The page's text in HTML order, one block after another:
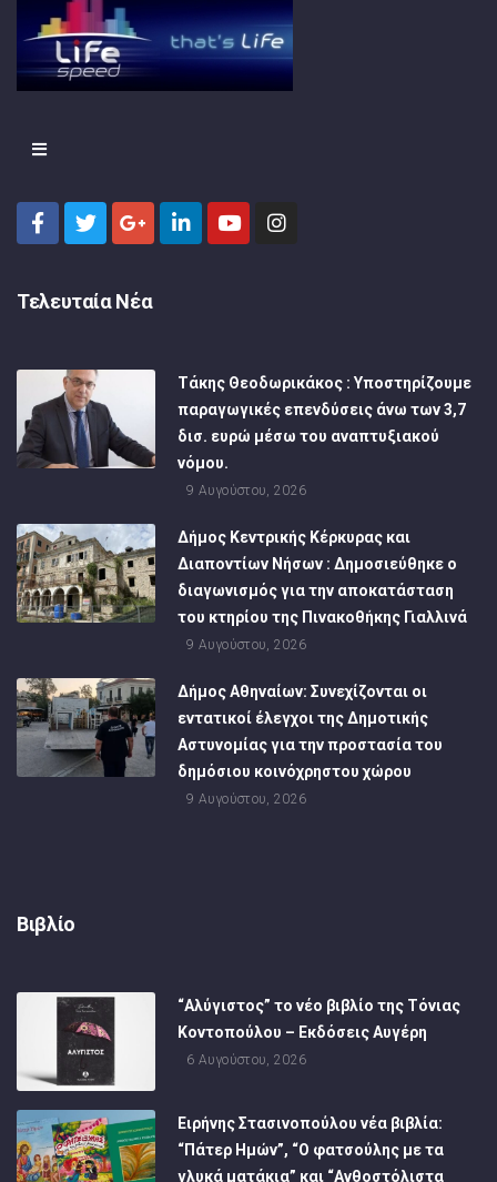
Τελευταία Νέα
Τάκης Θεοδωρικάκος : Υποστηρίζουμε
παραγωγικές επενδύσεις άνω των 3,7
δισ. ευρώ μέσω του αναπτυξιακού
νόμου.
9 Αυγούστου, 2026
Δήμος Κεντρικής Κέρκυρας και
Διαποντίων Νήσων : Δημοσιεύθηκε ο
διαγωνισμός για την αποκατάσταση
του κτηρίου της Πινακοθήκης Γιαλλινά
9 Αυγούστου, 2026
Δήμος Αθηναίων: Συνεχίζονται οι
εντατικοί έλεγχοι της Δημοτικής
Αστυνομίας για την προστασία του
δημόσιου κοινόχρηστου χώρου
9 Αυγούστου, 2026
Βιβλίο
“Αλύγιστος” το νέο βιβλίο της Τόνιας
Κοντοπούλου – Εκδόσεις Αυγέρη
6 Αυγούστου, 2026
Ειρήνης Στασινοπούλου νέα βιβλία:
“Πάτερ Ημών”, “Ο φατσούλης με τα
γλυκά ματάκια” και “Ανθοστόλιστα